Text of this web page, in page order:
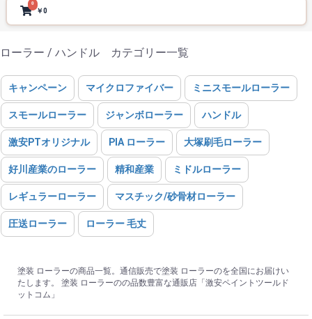
0
￥0
ローラー / ハンドル カテゴリー一覧
キャンペーン マイクロファイバー ミニスモールローラー
スモールローラー ジャンボローラー ハンドル
激安PTオリジナル PIA ローラー 大塚刷毛ローラー
好川産業のローラー 精和産業 ミドルローラー
レギュラーローラー マスチック/砂骨材ローラー
圧送ローラー ローラー 毛丈
塗装 ローラーの商品一覧。通信販売で塗装 ローラーのを全国にお届けい
たします。 塗装 ローラーのの品数豊富な通販店「激安ペイントツールド
ットコム」